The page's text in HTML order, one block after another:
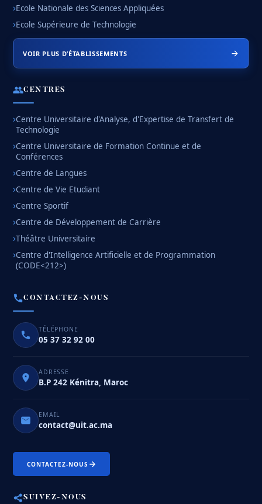
Ecole Nationale des Sciences Appliquées
Ecole Supérieure de Technologie
VOIR PLUS D’ÉTABLISSEMENTS
CENTRES
Centre Universitaire d'Analyse, d'Expertise de Transfert de
Technologie
Centre Universitaire de Formation Continue et de
Conférences
Centre de Langues
Centre de Vie Etudiant
Centre Sportif
Centre de Développement de Carrière
Théâtre Universitaire
Centre d'Intelligence Artificielle et de Programmation
(CODE<212>)
CONTACTEZ-NOUS
TÉLÉPHONE
05 37 32 92 00
ADRESSE
B.P 242 Kénitra, Maroc
EMAIL
contact@uit.ac.ma
CONTACTEZ-NOUS
SUIVEZ-NOUS